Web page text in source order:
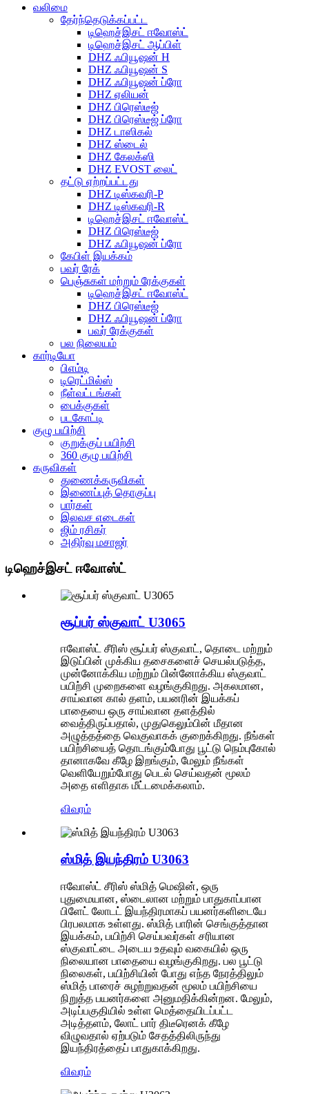
வலிமை
தேர்ந்தெடுக்கப்பட்ட
டிஹெச்இசட் ஈவோஸ்ட்
டிஹெச்இசட் ஆப்பிள்
DHZ ஃபியூஷன் H
DHZ ஃபியூஷன் S
DHZ ஃபியூஷன் ப்ரோ
DHZ ஏலியன்
DHZ பிரெஸ்டீஜ்
DHZ பிரெஸ்டீஜ் ப்ரோ
DHZ டாஸிகல்
DHZ ஸ்டைல்
DHZ கேலக்ஸி
DHZ EVOST லைட்
தட்டு ஏற்றப்பட்டது
DHZ டிஸ்கவரி-P
DHZ டிஸ்கவரி-R
டிஹெச்இசட் ஈவோஸ்ட்
DHZ பிரெஸ்டீஜ்
DHZ ஃபியூஷன் ப்ரோ
கேபிள் இயக்கம்
பவர் ரேக்
பெஞ்சுகள் மற்றும் ரேக்குகள்
டிஹெச்இசட் ஈவோஸ்ட்
DHZ பிரெஸ்டீஜ்
DHZ ஃபியூஷன் ப்ரோ
பவர் ரேக்குகள்
பல நிலையம்
கார்டியோ
பிஎம்டி
டிரெட்மில்ஸ்
நீள்வட்டங்கள்
பைக்குகள்
படகோட்டி
குழு பயிற்சி
குறுக்குப் பயிற்சி
360 குழு பயிற்சி
கருவிகள்
துணைக்கருவிகள்
இணைப்புத் தொகுப்பு
பார்கள்
இலவச எடைகள்
ஜிம் ரசிகர்
அதிர்வு மசாஜர்
டிஹெச்இசட் ஈவோஸ்ட்
சூப்பர் ஸ்குவாட் U3065
ஈவோஸ்ட் சீரிஸ் சூப்பர் ஸ்குவாட், தொடை மற்றும்
இடுப்பின் முக்கிய தசைகளைச் செயல்படுத்த,
முன்னோக்கிய மற்றும் பின்னோக்கிய ஸ்குவாட்
பயிற்சி முறைகளை வழங்குகிறது. அகலமான,
சாய்வான கால் தளம், பயனரின் இயக்கப்
பாதையை ஒரு சாய்வான தளத்தில்
வைத்திருப்பதால், முதுகெலும்பின் மீதான
அழுத்தத்தை வெகுவாகக் குறைக்கிறது. நீங்கள்
பயிற்சியைத் தொடங்கும்போது பூட்டு நெம்புகோல்
தானாகவே கீழே இறங்கும், மேலும் நீங்கள்
வெளியேறும்போது பெடல் செய்வதன் மூலம்
அதை எளிதாக மீட்டமைக்கலாம்.
விவரம்
ஸ்மித் இயந்திரம் U3063
ஈவோஸ்ட் சீரிஸ் ஸ்மித் மெஷின், ஒரு
புதுமையான, ஸ்டைலான மற்றும் பாதுகாப்பான
பிளேட் லோடட் இயந்திரமாகப் பயனர்களிடையே
பிரபலமாக உள்ளது. ஸ்மித் பாரின் செங்குத்தான
இயக்கம், பயிற்சி செய்பவர்கள் சரியான
ஸ்குவாட்டை அடைய உதவும் வகையில் ஒரு
நிலையான பாதையை வழங்குகிறது. பல பூட்டு
நிலைகள், பயிற்சியின் போது எந்த நேரத்திலும்
ஸ்மித் பாரைச் சுழற்றுவதன் மூலம் பயிற்சியை
நிறுத்த பயனர்களை அனுமதிக்கின்றன. மேலும்,
அடிப்பகுதியில் உள்ள மெத்தையிடப்பட்ட
அடித்தளம், லோட் பார் திடீரெனக் கீழே
விழுவதால் ஏற்படும் சேதத்திலிருந்து
இயந்திரத்தைப் பாதுகாக்கிறது.
விவரம்